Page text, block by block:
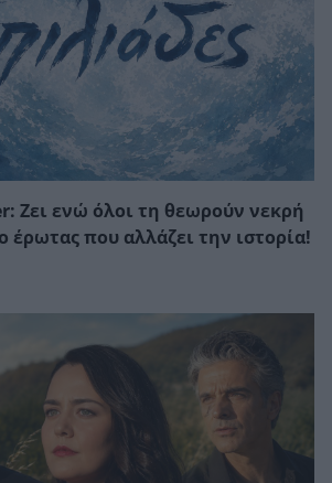
Ζει ενώ όλοι τη θεωρούν νεκρή
έρωτας που αλλάζει την ιστορία!